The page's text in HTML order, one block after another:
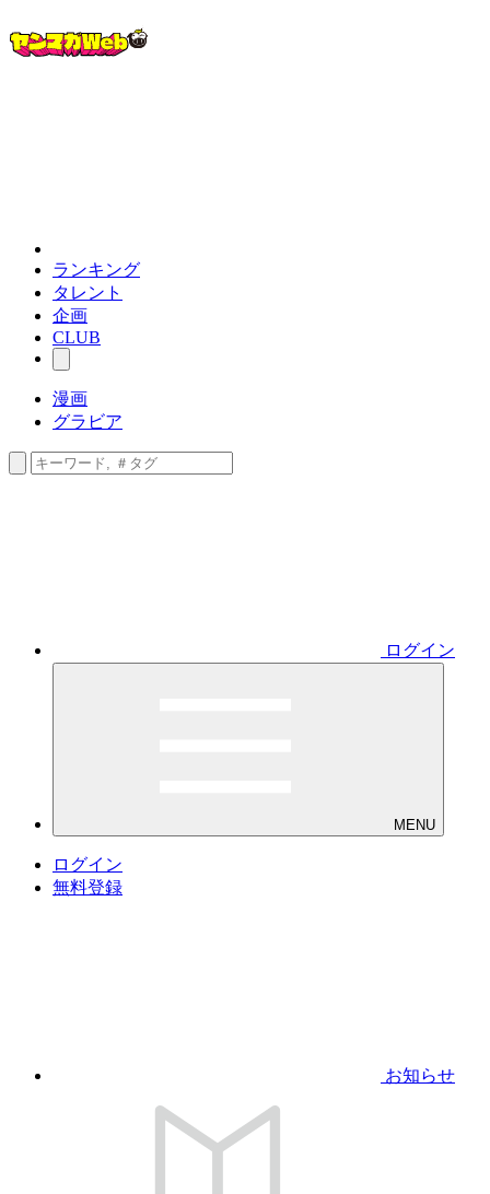
ランキング
タレント
企画
CLUB
漫画
グラビア
ログイン
MENU
ログイン
無料登録
お知らせ